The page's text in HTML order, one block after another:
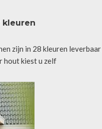
kleuren
zijn in 28 kleuren leverbaar
hout kiest u zelf